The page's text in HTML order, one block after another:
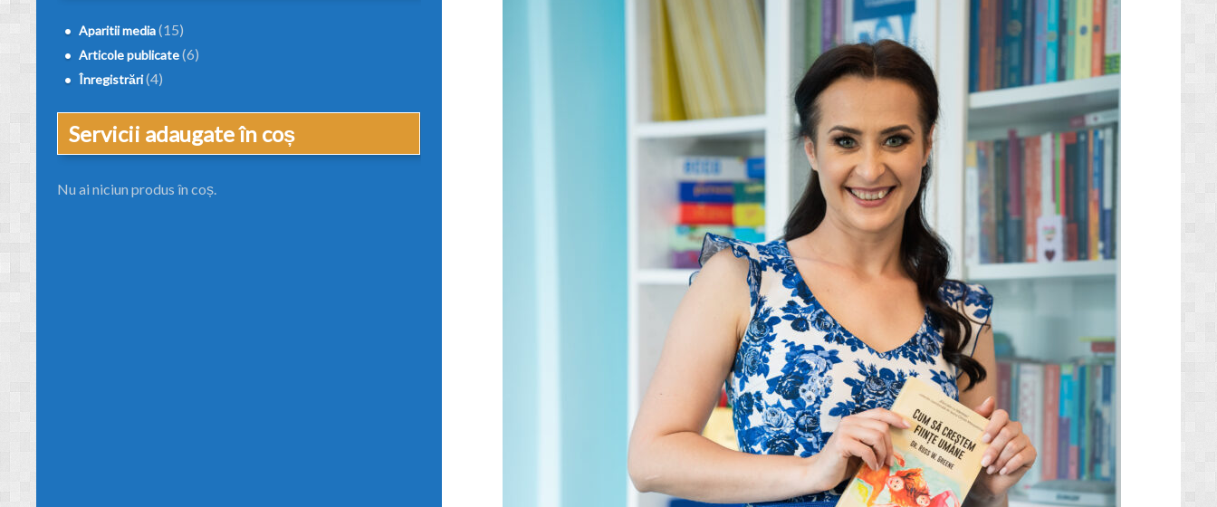
Aparitii media(15)
Articole publicate(6)
Înregistrări(4)
Servicii adaugate în coș
Nu ai niciun produs în coș.